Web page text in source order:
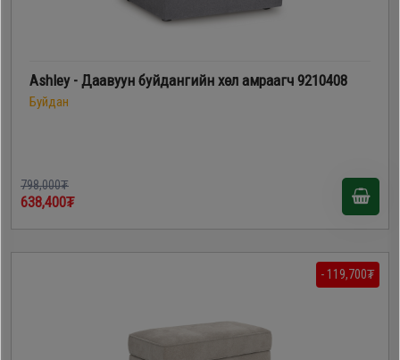
Ashley - Даавуун буйдангийн хөл амраагч 9210408
Буйдан
798,000₮
638,400₮
- 119,700₮